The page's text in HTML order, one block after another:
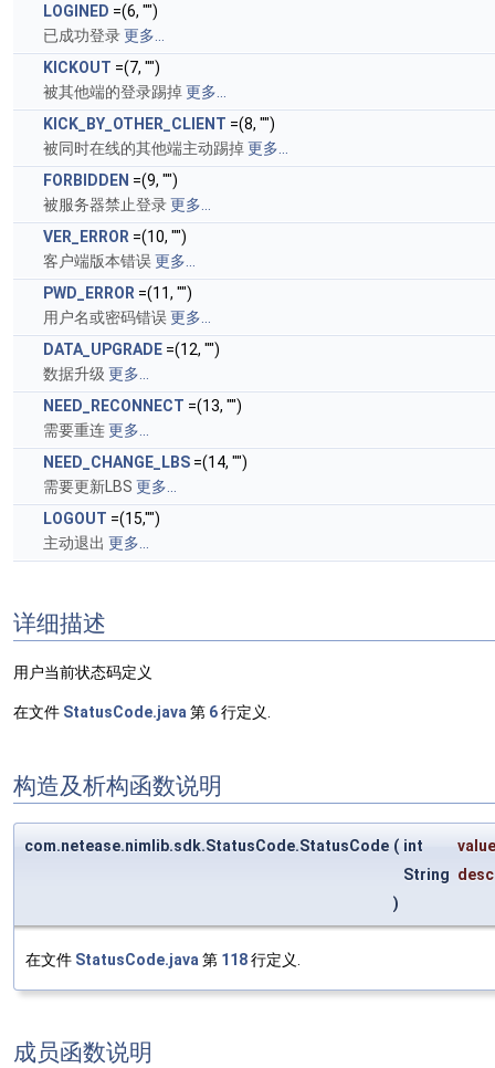
LOGINED =(6, "")
已成功登录更多...
KICKOUT =(7, "")
被其他端的登录踢掉更多...
KICK_BY_OTHER_CLIENT =(8, "")
被同时在线的其他端主动踢掉更多...
FORBIDDEN =(9, "")
被服务器禁止登录更多...
VER_ERROR =(10, "")
客户端版本错误更多...
PWD_ERROR =(11, "")
用户名或密码错误更多...
DATA_UPGRADE =(12, "")
数据升级 更多...
NEED_RECONNECT =(13, "")
需要重连更多...
NEED_CHANGE_LBS =(14, "")
需要更新LBS 更多...
LOGOUT =(15,"")
主动退出 更多...
详细描述
用户当前状态码定义
在文件 StatusCode.java 第 6行定义.
构造及析构函数说明
com.netease.nimlib.sdk.StatusCode.StatusCode ( int
value
String desc
)
在文件 StatusCode.java第 118行定义.
成员函数说明